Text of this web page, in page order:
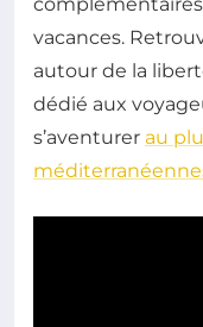
vacances.
autour de la
dédié aux
s’aventurer au